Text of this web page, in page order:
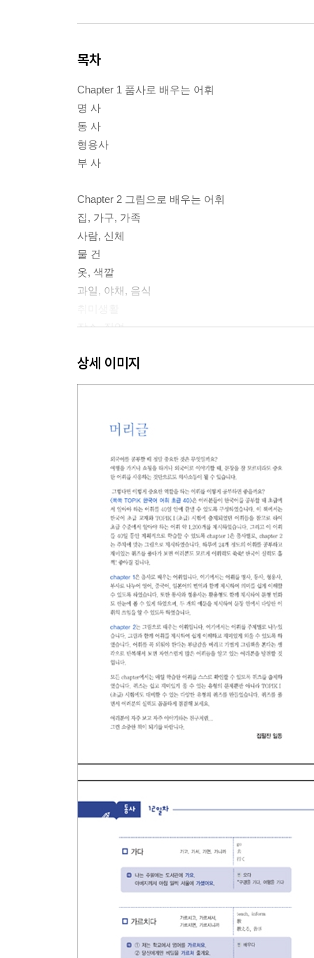
목차
Chapter 1 품사로 배우는 어휘
명 사
동 사
형용사
부 사
Chapter 2 그림으로 배우는 어휘
집, 가구, 가족
사람, 신체
물 건
옷, 색깔
과일, 야채, 음식
장소, 직업
계절, 날씨
동물, 자연
상세 이미지